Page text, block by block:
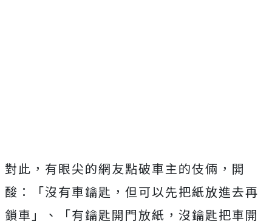
對此，有眼尖的網友點破車主的伎倆，開
酸：「沒有車鑰匙，但可以先把紙放進去再
鎖車」、「有鑰匙開門放紙，沒鑰匙把車開